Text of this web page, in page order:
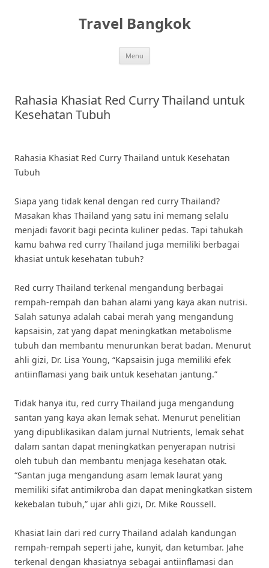
Travel Bangkok
Menu
Rahasia Khasiat Red Curry Thailand untuk
Kesehatan Tubuh
Rahasia Khasiat Red Curry Thailand untuk Kesehatan
Tubuh
Siapa yang tidak kenal dengan red curry Thailand?
Masakan khas Thailand yang satu ini memang selalu
menjadi favorit bagi pecinta kuliner pedas. Tapi tahukah
kamu bahwa red curry Thailand juga memiliki berbagai
khasiat untuk kesehatan tubuh?
Red curry Thailand terkenal mengandung berbagai
rempah-rempah dan bahan alami yang kaya akan nutrisi.
Salah satunya adalah cabai merah yang mengandung
kapsaisin, zat yang dapat meningkatkan metabolisme
tubuh dan membantu menurunkan berat badan. Menurut
ahli gizi, Dr. Lisa Young, “Kapsaisin juga memiliki efek
antiinflamasi yang baik untuk kesehatan jantung.”
Tidak hanya itu, red curry Thailand juga mengandung
santan yang kaya akan lemak sehat. Menurut penelitian
yang dipublikasikan dalam jurnal Nutrients, lemak sehat
dalam santan dapat meningkatkan penyerapan nutrisi
oleh tubuh dan membantu menjaga kesehatan otak.
“Santan juga mengandung asam lemak laurat yang
memiliki sifat antimikroba dan dapat meningkatkan sistem
kekebalan tubuh,” ujar ahli gizi, Dr. Mike Roussell.
Khasiat lain dari red curry Thailand adalah kandungan
rempah-rempah seperti jahe, kunyit, dan ketumbar. Jahe
terkenal dengan khasiatnya sebagai antiinflamasi dan